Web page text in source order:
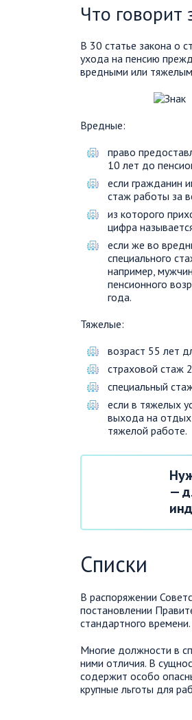
Что говорит
В 30 статье закона о
ухода на пенсию
вредными или
Вредные:
право
10 лет до
если гражданин
стаж работы за
из которого
цифра
если же во
специального
например,
пенсионного
года.
Тяжелые:
возраст 55 лет
страховой стаж
специальный
если в тяжелых
выхода на
тяжелой работе.
—
Списки
В распоряжении
постановлении
стандартного времени.
Многие должности в
ними отличия. В
содержит особо
крупные льготы для